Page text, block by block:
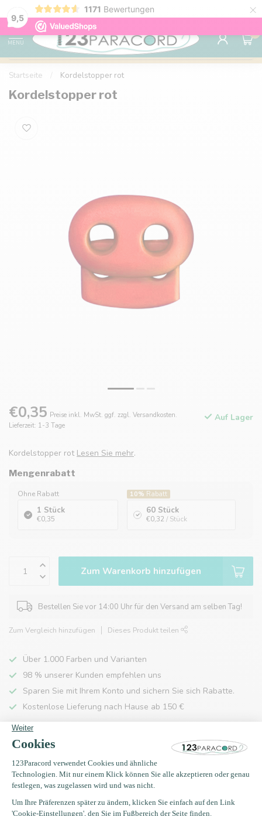
9,5
1171 Bewertungen ×
Kostenlose Lieferung nach Hause ab 150 €
MENU
0
Startseite Kordelstopper rot
Kordelstopper rot
€0,35 Preise inkl. MwSt. ggf. zzgl. Versandkosten.
Lieferzeit: 1-3 Tage
Auf Lager
Kordelstopper rot Lesen Sie mehr.
Mengenrabatt
Ohne Rabatt
1 Stück
€0,35
10% Rabatt
60 Stück
€0,32 / Stück
Zum Warenkorb hinzufügen
Bestellen Sie vor 14:00 Uhr für den Versand am selben Tag!
Zum Vergleich hinzufügen Dieses Produkt teilen
Über 1.000 Farben und Varianten
98 % unserer Kunden empfehlen uns
Sparen Sie mit Ihrem Konto und sichern Sie sich Rabatte.
Kostenlose Lieferung nach Hause ab 150 €
Produktbeschreibung
Eigenschaften